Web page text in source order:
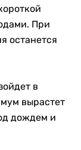
При
останется
в
вырастет
дождем и